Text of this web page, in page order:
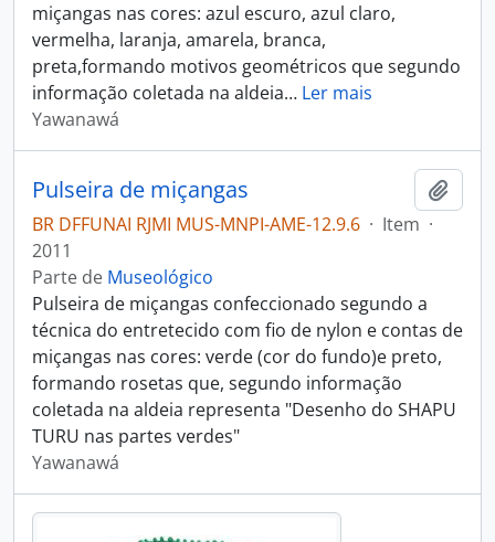
miçangas nas cores: azul escuro, azul claro,
vermelha, laranja, amarela, branca,
preta,formando motivos geométricos que segundo
informação coletada na aldeia… Ler mais
Yawanawá
Pulseira de miçangas
BR DFFUNAI RJMI MUS-MNPI-AME-12.9.6 · Item ·
2011
Parte de Museológico
Pulseira de miçangas confeccionado segundo a
técnica do entretecido com fio de nylon e contas de
miçangas nas cores: verde (cor do fundo)e preto,
formando rosetas que, segundo informação
coletada na aldeia representa "Desenho do SHAPU
TURU nas partes verdes"
Yawanawá